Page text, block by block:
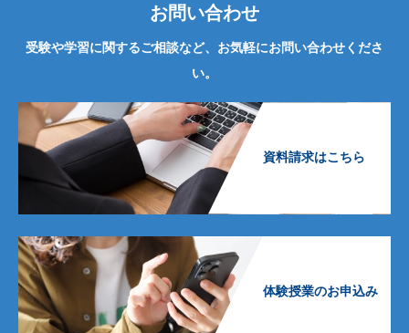
お問い合わせ
受験や学習に関するご相談など、お気軽にお問い合わせくださ
い。
資料請求はこちら
体験授業のお申込み